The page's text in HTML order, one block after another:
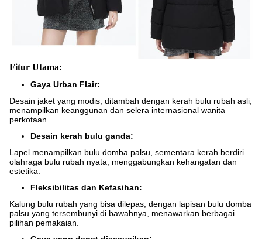
Fitur Utama:
Gaya Urban Flair:
Desain jaket yang modis, ditambah dengan kerah bulu rubah asli,
menampilkan keanggunan dan selera internasional wanita
perkotaan.
Desain kerah bulu ganda:
Lapel menampilkan bulu domba palsu, sementara kerah berdiri
olahraga bulu rubah nyata, menggabungkan kehangatan dan
estetika.
Fleksibilitas dan Kefasihan:
Kalung bulu rubah yang bisa dilepas, dengan lapisan bulu domba
palsu yang tersembunyi di bawahnya, menawarkan berbagai
pilihan pemakaian.